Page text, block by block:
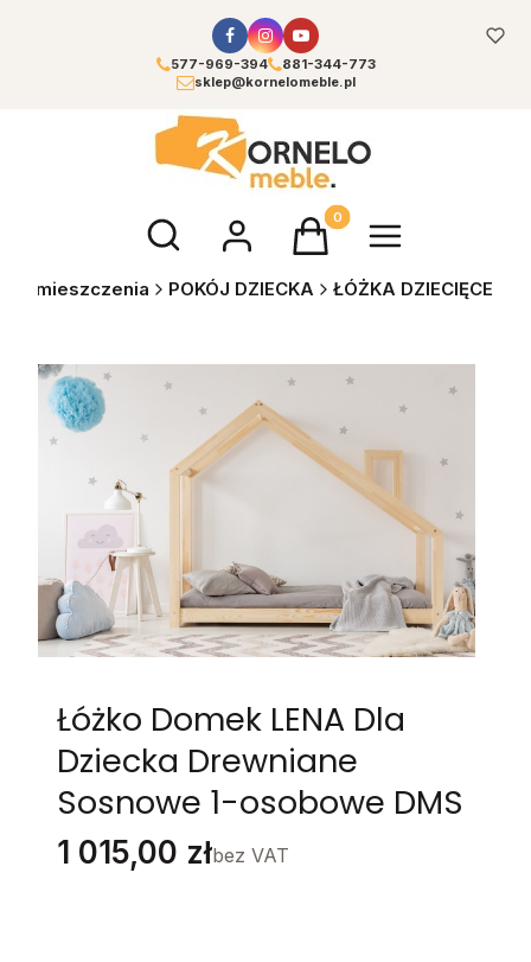
577-969-394
881-344-773
sklep@kornelomeble.pl
Otwórz wyszukiwarkęProdukty w koszyku: 0.
Pomieszczenia POKÓJ DZIECKA ŁÓŻKA DZIECIĘCE
Łóżko Domek LENA Dla
Dziecka Drewniane
Sosnowe 1-osobowe DMS
Cena
1 015,00 złbez VAT